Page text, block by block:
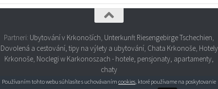
Partneri: Ubytování v Krkonoších Unterkunft Riesengebirge Tschechien
Dovolená a cestování, tipy na výlety a ubytování, Chata Krkonoše, Hotely
Krkonoše Noclegi w Karkonoszach - hotele, pensjonaty, apartamenty,
chaty
Používaním tohto webu súhlasíte s uchovávaním cookies, ktoré používame na poskytovanie